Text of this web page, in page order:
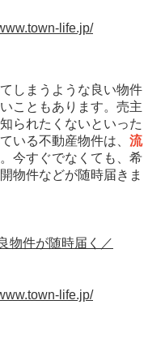
life.jp/
しまうような良い物件
こともあります。売主
られたくないといった
いる不動産物件は、 流
今すぐでなくても、希
物件などが随時届きま
物件が随時届く／
life.jp/